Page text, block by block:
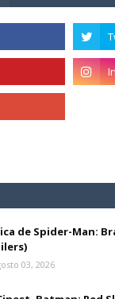
de Spider-Man:
03, 2026